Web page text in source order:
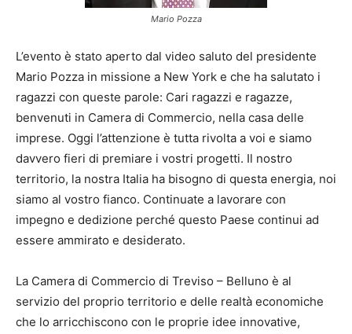
Mario Pozza
L’evento è stato aperto dal video saluto del presidente
Mario Pozza in missione a New York e che ha salutato i
ragazzi con queste parole: Cari ragazzi e ragazze,
benvenuti in Camera di Commercio, nella casa delle
imprese. Oggi l’attenzione è tutta rivolta a voi e siamo
davvero fieri di premiare i vostri progetti. Il nostro
territorio, la nostra Italia ha bisogno di questa energia, noi
siamo al vostro fianco. Continuate a lavorare con
impegno e dedizione perché questo Paese continui ad
essere ammirato e desiderato.
La Camera di Commercio di Treviso – Belluno è al
servizio del proprio territorio e delle realtà economiche
che lo arricchiscono con le proprie idee innovative,